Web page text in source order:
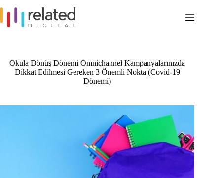
content
Okula Dönüş Dönemi Omnichannel Kampanyalarınızda
Dikkat Edilmesi Gereken 3 Önemli Nokta (Covid-19
Dönemi)